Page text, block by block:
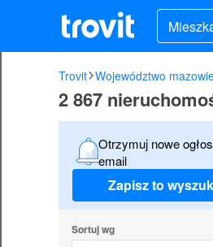
my
Trovit Województwo
2 867
Otrzymuj nowe
email
Zapisz to
Sortuj wg